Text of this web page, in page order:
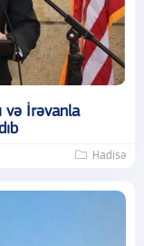
və İrəvanla
Hadisə